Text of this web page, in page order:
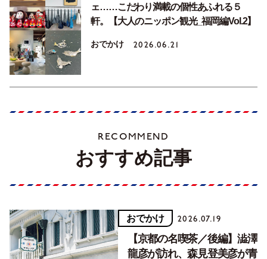
ェ……こだわり満載の個性あふれる５
軒。【大人のニッポン観光_福岡編Vol.2】
おでかけ 2026.06.21
RECOMMEND
おすすめ記事
おでかけ 2026.07.19
【京都の名喫茶／後編】澁澤
龍彦が訪れ、森見登美彦が青